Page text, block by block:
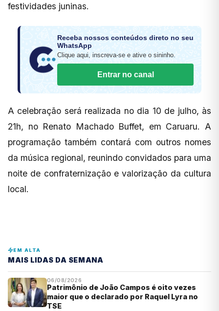
festividades juninas.
Receba nossos conteúdos direto no seu
WhatsApp
Clique aqui, inscreva-se e ative o sininho.
Entrar no canal
A celebração será realizada no dia 10 de julho, às
21h, no Renato Machado Buffet, em Caruaru. A
programação também contará com outros nomes
da música regional, reunindo convidados para uma
noite de confraternização e valorização da cultura
local.
EM ALTA
MAIS LIDAS DA SEMANA
06/08/2026
Patrimônio de João Campos é oito vezes
maior que o declarado por Raquel Lyra no
TSE